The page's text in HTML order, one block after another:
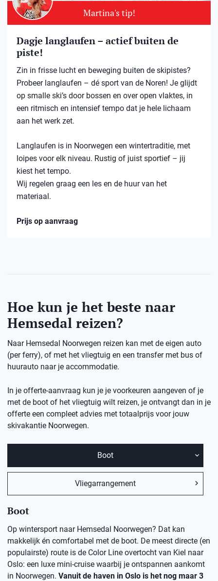
Martina's tip!
Dagje langlaufen – actief buiten de
piste!
Zin in frisse lucht en beweging buiten de skipistes?
Probeer langlaufen – dé sport van de Noren! Je glijdt
op smalle ski’s door bossen en over open vlaktes, in
een ritmisch en intensief tempo dat je hele lichaam
aan het werk zet.
Langlaufen is in Noorwegen een wintertraditie, met
loipes voor elk niveau. Rustig of juist sportief – jij
kiest het tempo.
Wij regelen graag een les en de huur van het
materiaal.
Prijs op aanvraag
Hoe kun je het beste naar
Hemsedal reizen?
Naar Hemsedal Noorwegen reizen kan met de eigen auto
(per ferry), of met het vliegtuig en een transfer met bus of
huurauto naar je accommodatie.
In je offerte-aanvraag kun je je voorkeuren aangeven of je
met de boot of het vliegtuig wilt reizen, je ontvangt dan in je
offerte een compleet advies met totaalprijs voor jouw
skivakantie Noorwegen.
Boot
Vliegarrangement
Boot
Op wintersport naar Hemsedal Noorwegen? Dat kan
makkelijk én comfortabel met de boot. De meest directe (en
populairste) route is de Color Line overtocht van Kiel naar
Oslo: een luxe mini-cruise waarbij je ontspannen aankomt
in Noorwegen. Vanuit de haven in Oslo is het nog maar 3